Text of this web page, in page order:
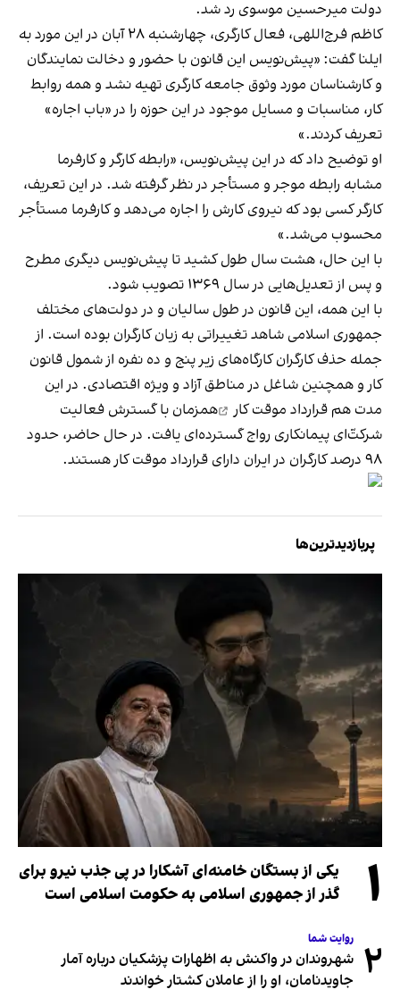
دولت میرحسین موسوی رد شد.
کاظم فرج‌اللهی، فعال کارگری، چهارشنبه ۲۸ آبان در این مورد به
ایلنا گفت: «پیش‌نویس این قانون با حضور و دخالت نمایندگان
و کارشناسان مورد وثوق جامعه کارگری تهیه نشد و همه روابط
کار، مناسبات و مسایل موجود در این حوزه را در «باب اجاره»
تعریف کردند.»
او توضیح داد که در این پیش‌نویس، «رابطه کارگر و کارفرما
مشابه رابطه موجر و مستأجر در نظر گرفته شد. در این تعریف،
کارگر کسی بود که نیروی کارش را اجاره می‌دهد و کارفرما مستأجر
محسوب می‌شد.»
با این حال، هشت سال طول کشید تا پیش‌نویس دیگری مطرح
و پس از تعدیل‌هایی در سال ۱۳۶۹ تصویب شود.
با این همه، این قانون در طول سالیان و در دولت‌های مختلف
جمهوری اسلامی شاهد تغییراتی به زیان کارگران بوده است. از
جمله حذف کارگران کارگاه‌های زیر پنج و ده نفره از شمول قانون
کار و همچنین شاغل در مناطق آزاد و ویژه اقتصادی. در این
مدت هم قرارداد موقت کار
همزمان با گسترش فعالیت
شرکت‌ّای پیمانکاری رواج گسترده‌ای یافت. در حال حاضر، حدود
۹۸ درصد کارگران در ایران دارای قرارداد موقت کار هستند.
پربازدیدترین‌ها
۱
یکی از بستگان خامنه‌ای آشکارا در پی جذب نیرو برای
گذر از جمهوری اسلامی به حکومت اسلامی است
۲ روایت شما
شهروندان در واکنش به اظهارات پزشکیان درباره آمار
جاویدنامان، او را از عاملان کشتار خواندند